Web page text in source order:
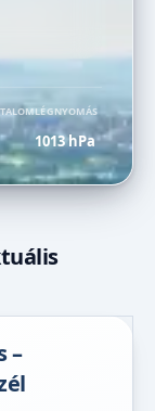
LÉGNYOMÁS
1013 hPa
–